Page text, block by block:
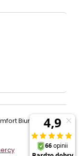
Biuro - meble